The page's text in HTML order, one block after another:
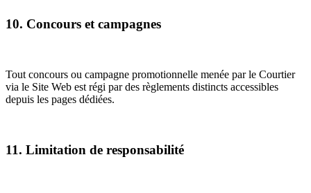
10. Concours et campagnes
Tout concours ou campagne promotionnelle menée par le Courtier
via le Site Web est régi par des règlements distincts accessibles
depuis les pages dédiées.
11. Limitation de responsabilité